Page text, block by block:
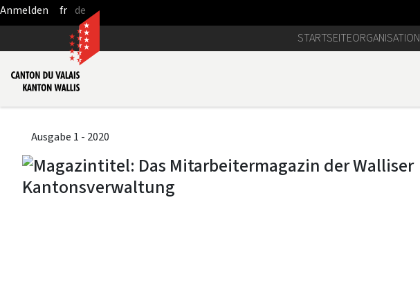
Zum Hauptinhalt springen
fr de
STARTSEITEORGANISATION
Ausgabe 1 - 2020